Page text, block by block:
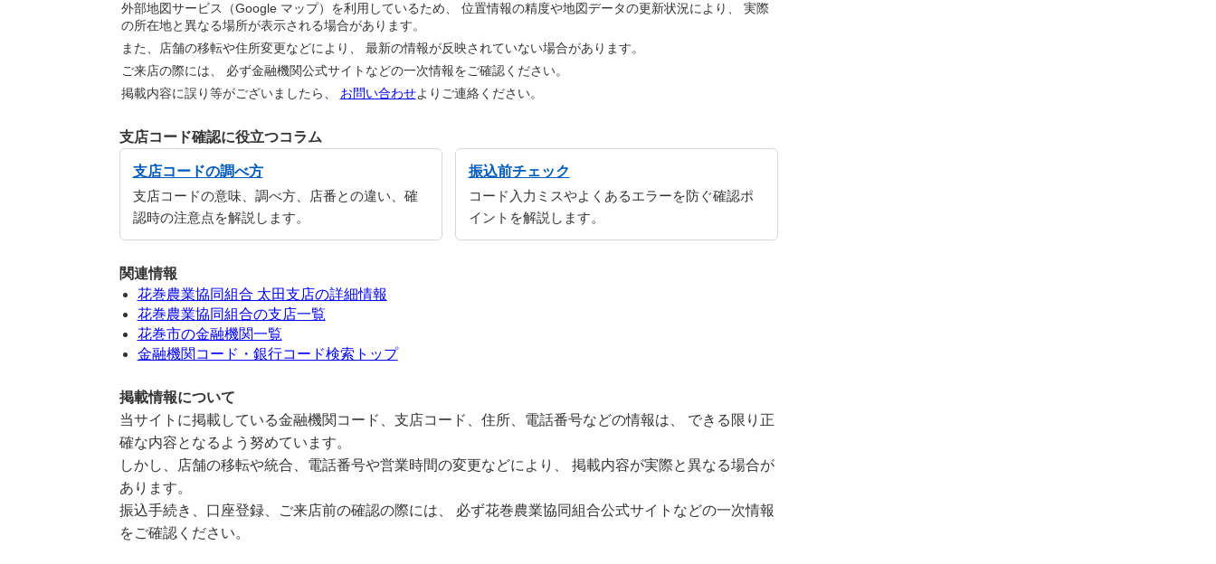
外部地図サービス（Google マップ）を利用しているため、 位置情報の精度や地図データの更新状況により、 実際
の所在地と異なる場所が表示される場合があります。
また、店舗の移転や住所変更などにより、 最新の情報が反映されていない場合があります。
ご来店の際には、 必ず金融機関公式サイトなどの一次情報をご確認ください。
掲載内容に誤り等がございましたら、 お問い合わせよりご連絡ください。
支店コード確認に役立つコラム
支店コードの調べ方
支店コードの意味、調べ方、店番との違い、確
認時の注意点を解説します。
振込前チェック
コード入力ミスやよくあるエラーを防ぐ確認ポ
イントを解説します。
関連情報
花巻農業協同組合 太田支店の詳細情報
花巻農業協同組合の支店一覧
花巻市の金融機関一覧
金融機関コード・銀行コード検索トップ
掲載情報について
当サイトに掲載している金融機関コード、支店コード、住所、電話番号などの情報は、 できる限り正
確な内容となるよう努めています。
しかし、店舗の移転や統合、電話番号や営業時間の変更などにより、 掲載内容が実際と異なる場合が
あります。
振込手続き、口座登録、ご来店前の確認の際には、 必ず花巻農業協同組合公式サイトなどの一次情報
をご確認ください。